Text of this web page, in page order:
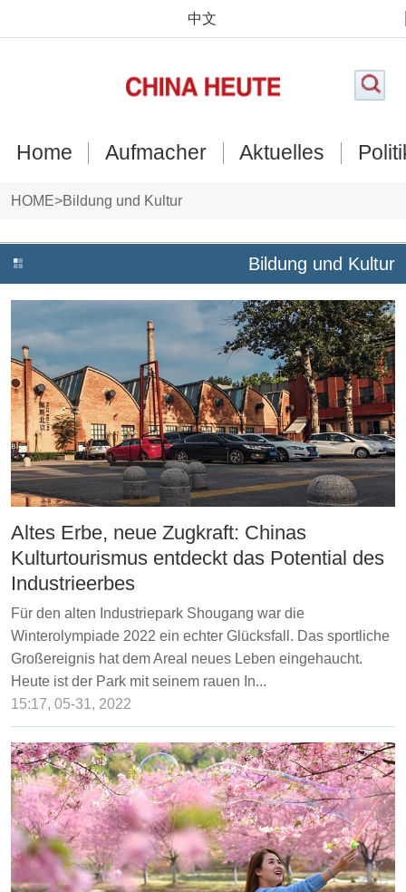
中文
Home Aufmacher Aktuelles
HOME>Bildung und Kultur
Bildung und Kultur
Altes Erbe, neue Zugkraft: Chinas
Kulturtourismus entdeckt das Potential des
Industrieerbes
Für den alten Industriepark Shougang war die
Winterolympiade 2022 ein echter Glücksfall. Das sportliche
Großereignis hat dem Areal neues Leben eingehaucht.
Heute ist der Park mit seinem rauen In...
15:17, 05-31, 2022